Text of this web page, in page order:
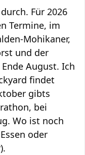
Für 2026
Termine, im
Mohikaner,
und der
August. Ich
findet
gibts
bei
Wo ist noch
oder